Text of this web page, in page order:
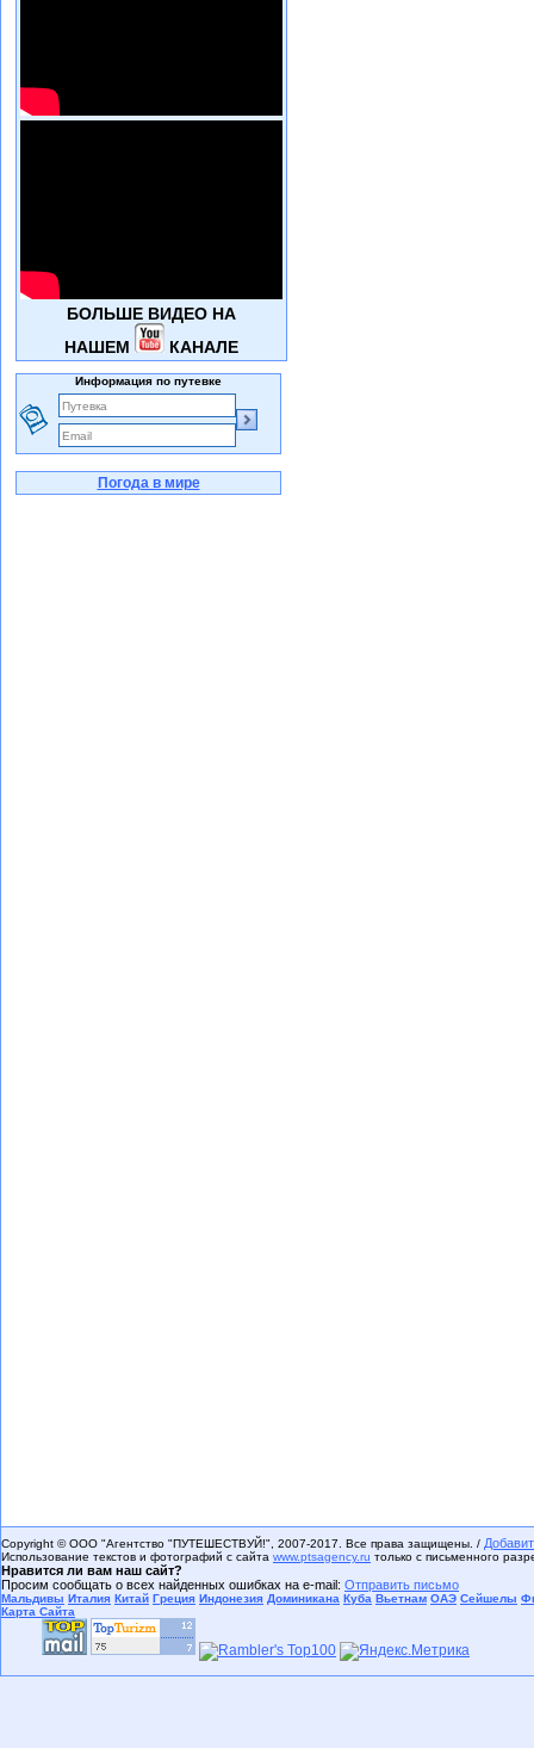
Copyright © ООО "Агентство "ПУТЕШЕСТВУЙ!", 2007-2017. Все права защищены. /
Использование текстов и фотографий с сайта www.ptsagency.ru только с письменного
Нравится ли вам наш сайт?
Просим сообщать о всех найденных ошибках на e-mail: Отправить письмо
Мальдивы Италия Китай Греция Индонезия Доминикана Куба Вьетнам ОАЭ Сейшелы
Карта Сайта
БОЛЬШЕ ВИДЕО НА
НАШЕМ
КАНАЛЕ
Информация по путевке
Погода в мире